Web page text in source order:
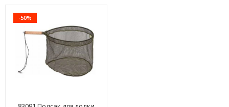
-50%